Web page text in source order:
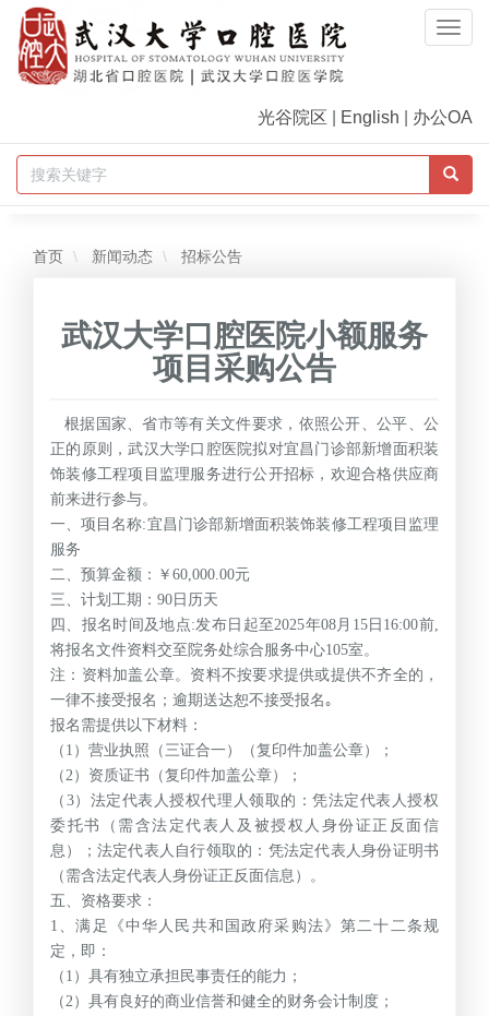
光谷院区 English 办公OA
首页 新闻动态 招标公告
武汉大学口腔医院小额服务
项目采购公告
根据国家、省市等有关文件要求，依照公开、公平、公
正的原则，武汉大学口腔医院拟对宜昌门诊部新增面积装
饰装修工程项目监理服务进行公开招标，欢迎合格供应商
前来进行参与。
一、项目名称:宜昌门诊部新增面积装饰装修工程项目监理
服务
二、预算金额：￥60,000.00元
三、计划工期：90日历天
四、报名时间及地点:发布日起至2025年08月15日16:00前,
将报名文件资料交至院务处综合服务中心105室。
注：资料加盖公章。资料不按要求提供或提供不齐全的，
一律不接受报名；逾期送达恕不接受报名｡
报名需提供以下材料：
（1）营业执照（三证合一）（复印件加盖公章）；
（2）资质证书（复印件加盖公章）；
（3）法定代表人授权代理人领取的：凭法定代表人授权
委托书（需含法定代表人及被授权人身份证正反面信
息）；法定代表人自行领取的：凭法定代表人身份证明书
（需含法定代表人身份证正反面信息）。
五、资格要求：
1
、满足《中华人民共和国政府采购法》第二十二条规
定，即：
（1）具有独立承担民事责任的能力；
（2）具有良好的商业信誉和健全的财务会计制度；